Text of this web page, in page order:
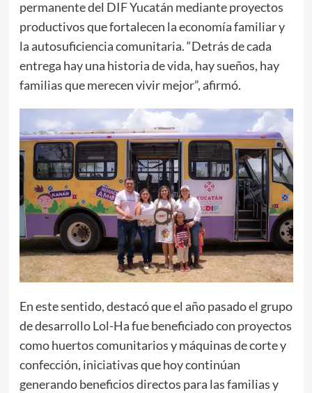
permanente del DIF Yucatán mediante proyectos
productivos que fortalecen la economía familiar y
la autosuficiencia comunitaria. “Detrás de cada
entrega hay una historia de vida, hay sueños, hay
familias que merecen vivir mejor”, afirmó.
En este sentido, destacó que el año pasado el grupo
de desarrollo Lol-Ha fue beneficiado con proyectos
como huertos comunitarios y máquinas de corte y
confección, iniciativas que hoy continúan
generando beneficios directos para las familias y